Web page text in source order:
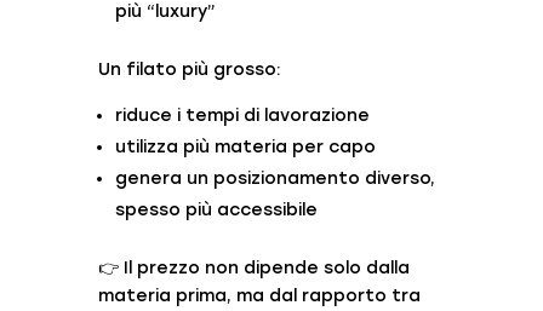
più “luxury”
Un filato più grosso:
riduce i tempi di lavorazione
utilizza più materia per capo
genera un posizionamento diverso,
spesso più accessibile
👉 Il prezzo non dipende solo dalla
materia prima, ma dal rapporto tra